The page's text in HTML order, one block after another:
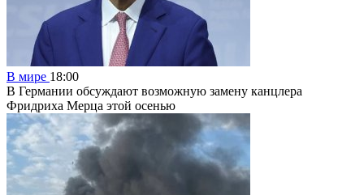
В мире 18:00
В Германии обсуждают возможную замену канцлера
Фридриха Мерца этой осенью